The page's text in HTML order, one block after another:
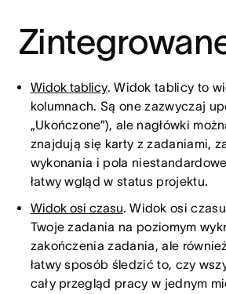
Widok tablicy. Widok tablicy to
kolumnach. Są one zazwyczaj
„Ukończone”), ale nagłówki
znajdują się karty z zadaniami,
wykonania i pola
łatwy wgląd w status projektu.
Widok osi czasu. Widok osi
Twoje zadania na poziomym
zakończenia zadania, ale
łatwy sposób śledzić to, czy
cały przegląd pracy w jednym